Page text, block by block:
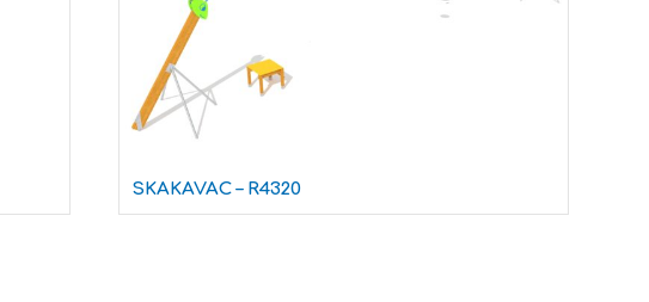
SKAKAVAC – R4320